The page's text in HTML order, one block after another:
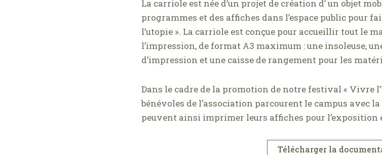
La carriole est née d’un projet de création d’ un objet
programmes et des affiches dans l’espace public pour
l’utopie ». La carriole est conçue pour accueillir tout le
l’impression, de format A3 maximum : une insoleuse, u
d’impression et une caisse de rangement pour les
Dans le cadre de la promotion de notre festival « Vivre
bénévoles de l’association parcourent le campus avec
peuvent ainsi imprimer leurs affiches pour l’exposition
Télécharger la